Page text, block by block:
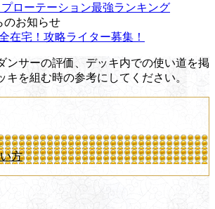
ローテーション最強ランキング
のお知らせ
在宅！攻略ライター募集！
ンサーの評価、デッキ内での使い道を掲
キを組む時の参考にしてください。
方